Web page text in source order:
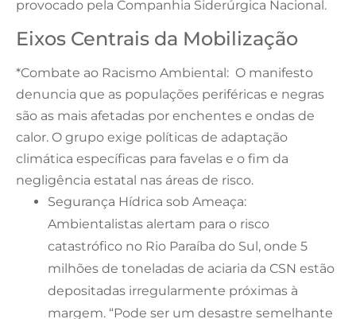
provocado pela Companhia Siderúrgica Nacional.
Eixos Centrais da Mobilização
*Combate ao Racismo Ambiental: O manifesto
denuncia que as populações periféricas e negras
são as mais afetadas por enchentes e ondas de
calor. O grupo exige políticas de adaptação
climática específicas para favelas e o fim da
negligência estatal nas áreas de risco.
Segurança Hídrica sob Ameaça:
Ambientalistas alertam para o risco
catastrófico no Rio Paraíba do Sul, onde 5
milhões de toneladas de aciaria da CSN estão
depositadas irregularmente próximas à
margem. “Pode ser um desastre semelhante